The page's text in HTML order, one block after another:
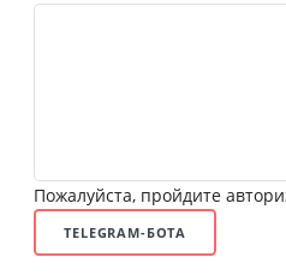
Пожалуйста, пройдите
TELEGRAM-БОТА